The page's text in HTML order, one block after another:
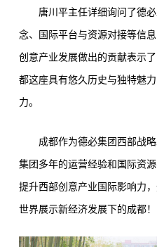
唐川平主任详细询问了德
念、国际平台与资源对接等信
创意产业发展做出的贡献表示
都这座具有悠久历史与独特魅
力。
成都作为德必集团西部战
集团多年的运营经验和国际资
提升西部创意产业国际影响力
世界展示新经济发展下的成都！